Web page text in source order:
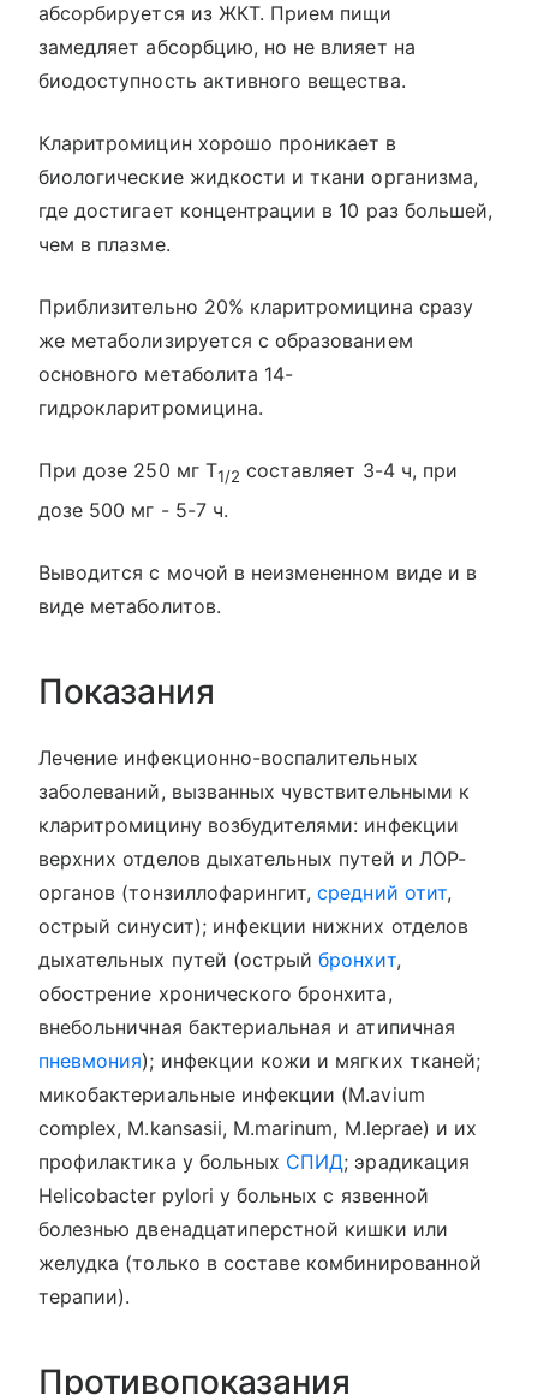
абсорбируется из ЖКТ. Прием пищи
замедляет абсорбцию, но не влияет на
биодоступность активного вещества.
Кларитромицин хорошо проникает в
биологические жидкости и ткани организма,
где достигает концентрации в 10 раз большей,
чем в плазме.
Приблизительно 20% кларитромицина сразу
же метаболизируется с образованием
основного метаболита 14-
гидрокларитромицина.
При дозе 250 мг T1/2 составляет 3-4 ч, при
дозе 500 мг - 5-7 ч.
Выводится с мочой в неизмененном виде и в
виде метаболитов.
Показания
Лечение инфекционно-воспалительных
заболеваний, вызванных чувствительными к
кларитромицину возбудителями: инфекции
верхних отделов дыхательных путей и ЛОР-
органов (тонзиллофарингит,средний отит,
острый синусит); инфекции нижних отделов
дыхательных путей (острыйбронхит,
обострение хронического бронхита,
внебольничная бактериальная и атипичная
пневмония); инфекции кожи и мягких тканей;
микобактериальные инфекции (M.avium
complex, M.kansasii, M.marinum, M.leprae) и их
профилактика у больных СПИД; эрадикация
Helicobacter pylori у больных с язвенной
болезнью двенадцатиперстной кишки или
желудка (только в составе комбинированной
терапии).
Противопоказания